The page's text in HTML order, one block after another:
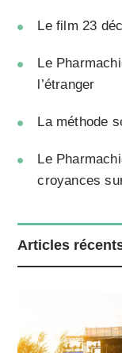
Le film 23
Le
l’étranger
La méthode
Le
croyances
Articles